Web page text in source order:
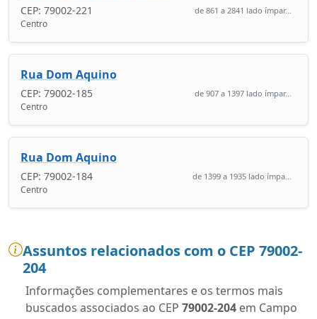
CEP: 79002-221 de 861 a 2841 lado ímpar...
Centro
Rua Dom Aquino
CEP: 79002-185 de 907 a 1397 lado ímpar...
Centro
Rua Dom Aquino
CEP: 79002-184 de 1399 a 1935 lado ímpa...
Centro
Assuntos relacionados com o CEP 79002-
204
Informações complementares e os termos mais
buscados associados ao CEP 79002-204 em Campo